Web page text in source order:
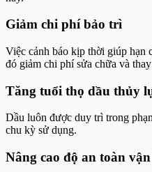
Giảm chi phí bảo trì
Việc cảnh báo kịp thời giúp hạn
đó giảm chi phí sửa chữa và
Tăng tuổi thọ dầu thủy
Dầu luôn được duy trì trong
chu kỳ sử dụng.
Nâng cao độ an toàn